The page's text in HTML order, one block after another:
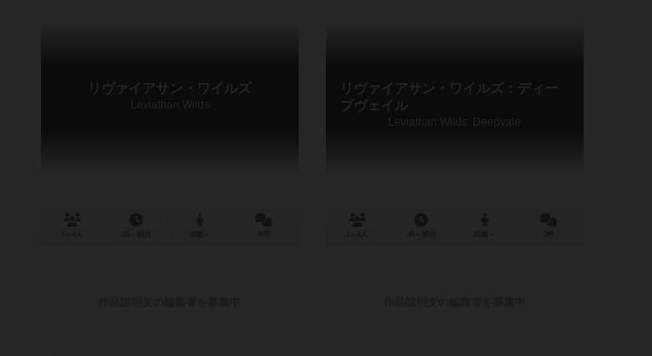
リヴァイアサン・ワイルズ
Leviathan Wilds
リヴァイアサン・ワイルズ：ディー
プヴェイル
Leviathan Wilds: Deepvale